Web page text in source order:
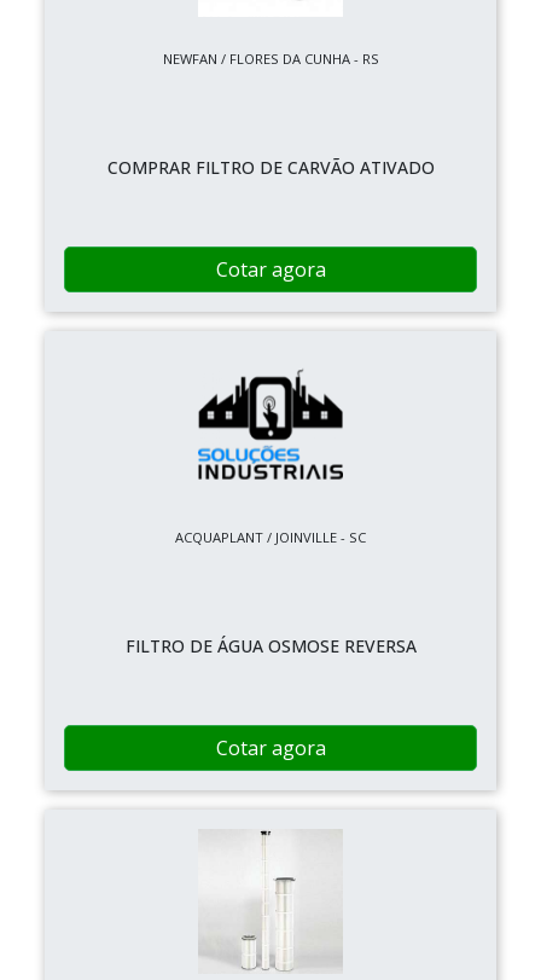
NEWFAN / FLORES DA CUNHA - RS
COMPRAR FILTRO DE CARVÃO ATIVADO
Cotar agora
ACQUAPLANT / JOINVILLE - SC
FILTRO DE ÁGUA OSMOSE REVERSA
Cotar agora